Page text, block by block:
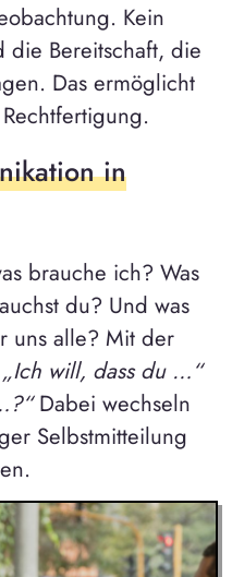
Kein
die Bereitschaft, die
Das ermöglicht
in
brauche ich? Was
du? Und was
uns alle? Mit der
„Ich will, dass du …“
Dabei wechseln
Selbstmitteilung